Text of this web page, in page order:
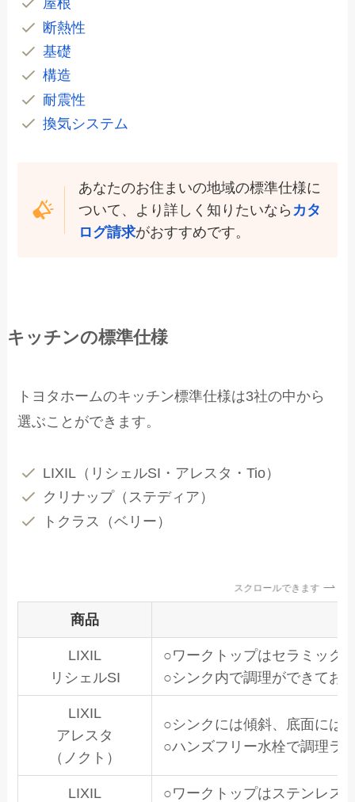
屋根
断熱性
基礎
構造
耐震性
換気システム
あなたのお住まいの地域の標準仕様に
ついて、より詳しく知りたいなら カタ
ログ請求がおすすめです。
キッチンの標準仕様
トヨタホームのキッチン標準仕様は3社の中から
選ぶことができます。
LIXIL（リシェルSI・アレスタ・Tio）
クリナップ（ステディア）
トクラス（ベリー）
スクロールできます
商品
LIXIL
リシェルSI
○ワークトップはセラミック
○シンク内で調理ができてお
LIXIL
アレスタ
（ノクト）
○シンクには傾斜、底面には
○ハンズフリー水栓で調理ラ
LIXIL
○ワークトップはステンレス